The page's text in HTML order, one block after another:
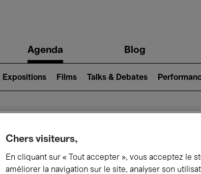
navigationAgenda Blog
Expositions Films Talks & Debates
Ce qui se
Chers visiteurs,
En cliquant sur « Tout accepter », vous acceptez le
améliorer la navigation sur le site, analyser son